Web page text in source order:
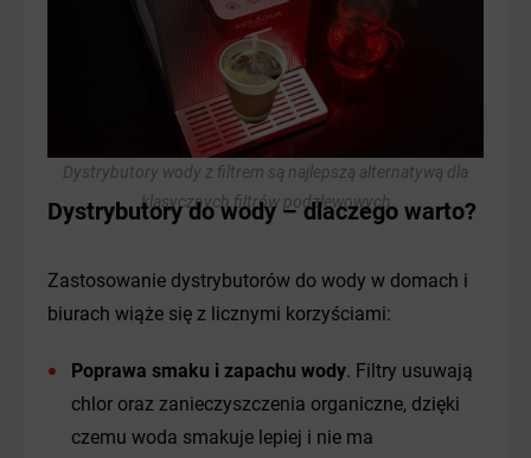
Dystrybutory wody z filtrem są najlepszą alternatywą dla
klasycznych filtrów podzlewowych
Dystrybutory do wody – dlaczego warto?
Zastosowanie dystrybutorów do wody w domach i
biurach wiąże się z licznymi korzyściami:
Poprawa smaku i zapachu wody. Filtry usuwają
chlor oraz zanieczyszczenia organiczne, dzięki
czemu woda smakuje lepiej i nie ma